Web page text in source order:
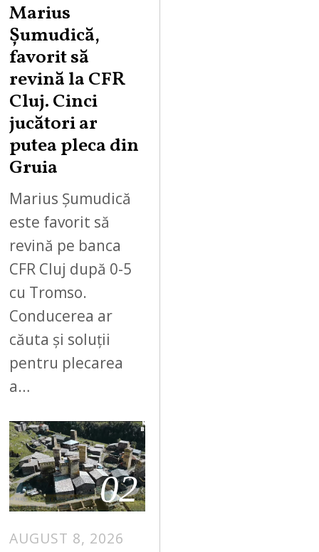
Marius
Șumudică,
favorit să
revină la CFR
Cluj. Cinci
jucători ar
putea pleca din
Gruia
Marius Șumudică
este favorit să
revină pe banca
CFR Cluj după 0-5
cu Tromso.
Conducerea ar
căuta și soluții
pentru plecarea
a…
02
AUGUST 8, 2026